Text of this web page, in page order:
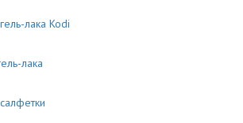
лака Kodi
лака